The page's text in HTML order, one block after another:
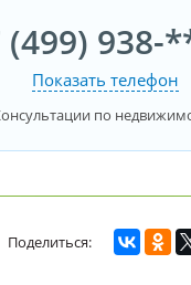
(499) 938-
Показать телефон
по